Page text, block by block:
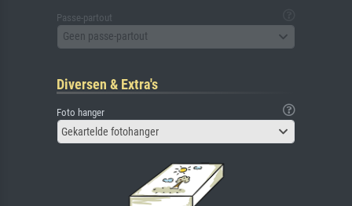
Passe-partout
Geen passe-partout
Diversen & Extra's
Foto hanger
Gekartelde fotohanger